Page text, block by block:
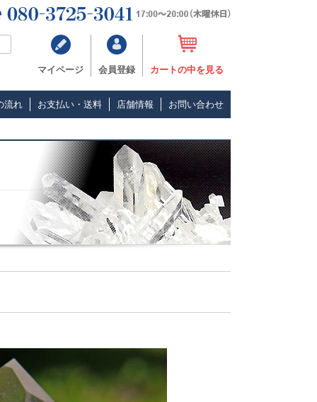
マイページ 会員登録 カートの中を見る
流れ お支払い・送料 店舗情報 お問い合わせ